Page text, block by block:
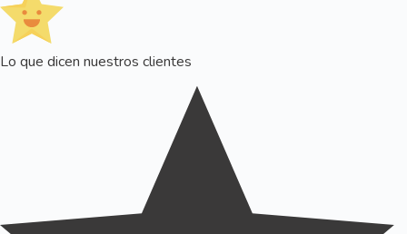
Lo que dicen nuestros clientes